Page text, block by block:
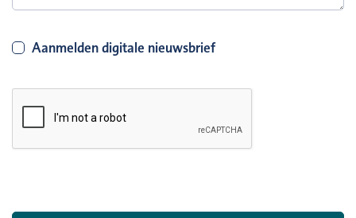
Aanmelden digitale nieuwsbrief